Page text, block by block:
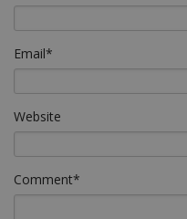
Email*
Website
Comment*